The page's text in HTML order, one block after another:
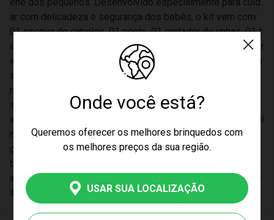
Onde você está?
Queremos oferecer os melhores brinquedos com
os melhores preços da sua região.
USAR SUA LOCALIZAÇÃO
ar com delicadeza e segurança dos bebês, o kit vem com:
01 escova de cabelos, 01 pente, 01 cortador de unhas, 01 t
esoura, 04 lixas de unha e 01 estojo. O conjunto de Acessór
ios de Higiene da Buba é perfeito para cuidar da higiene de
seu bebê. Possui pente e escova com cerdas macias e co
m cabo antiderrapante, o conjunto acompanha também lixa
s, cortador de unha e tesoura com bordas arredondadas, id
eais para as delicadas unhas do bebê. Para completar, um li
ndo estojo com estampa Chevron, perfeito para carregar e
guardar os acessórios de forma prática e higiênica. A linha
baby care da Buba traz itens práticos que facilitam a vida d
as mães e acompanham as diversas fases da criança contr
ibuindo para um crescimento saudável.